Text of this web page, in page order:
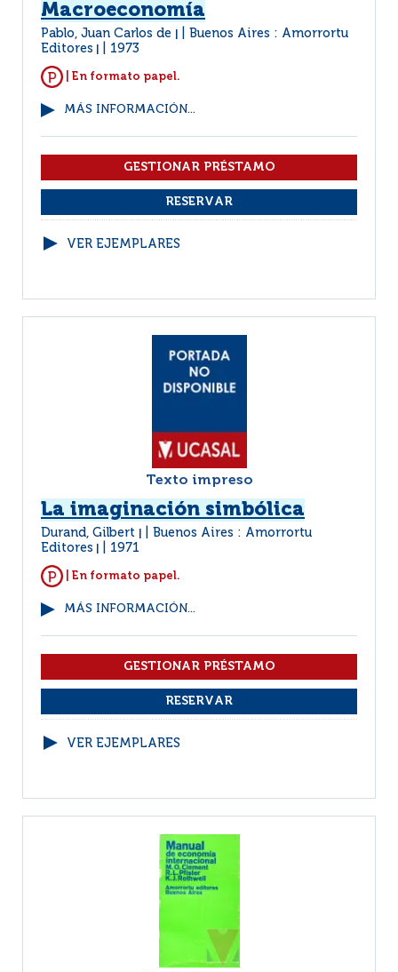
Macroeconomía
Pablo, Juan Carlos de
Buenos Aires : Amorrortu
Editores
1973
| En formato papel.
MÁS INFORMACIÓN...
VER EJEMPLARES
Texto impreso
La imaginación simbólica
Durand, Gilbert
Buenos Aires : Amorrortu
Editores
1971
| En formato papel.
MÁS INFORMACIÓN...
VER EJEMPLARES